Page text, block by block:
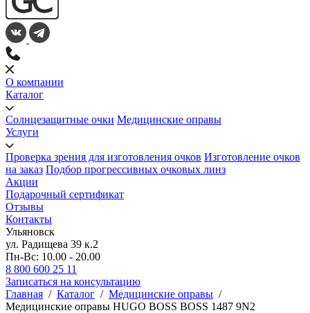
О компании
Каталог
Солнцезащитные очки Медицинские оправы
Услуги
Проверка зрения для изготовления очков Изготовление очков
на заказ Подбор прогрессивных очковых линз
Акции
Подарочный сертификат
Отзывы
Контакты
Ульяновск
ул. Радищева 39 к.2
Пн-Вс: 10.00 - 20.00
8 800 600 25 11
Записаться на консультацию
Главная / Каталог / Медицинские оправы /
Медицинские оправы HUGO BOSS BOSS 1487 9N2